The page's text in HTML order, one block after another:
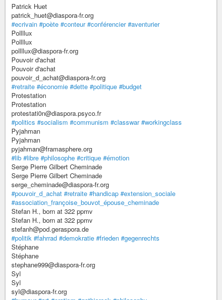
Patrick Huet
patrick_huet@diaspora-fr.org
#ecrivain #poète #conteur #conférencier #aventurier
Pollllux
Pollllux
pollllux@diaspora-fr.org
Pouvoir d'achat
Pouvoir d'achat
pouvoir_d_achat@diaspora-fr.org
#retraite #économie #dette #politique #budget
Protestation
Protestation
protestati0n@diaspora.psyco.fr
#politics #socialism #communism #classwar #workingclass
Pyjahman
Pyjahman
pyjahman@framasphere.org
#lib #libre #philosophe #critique #émotion
Serge Pierre Gilbert Cheminade
Serge Pierre Gilbert Cheminade
serge_cheminade@diaspora-fr.org
#pouvoir_d_achat #retraite #handicap #extension_sociale
#association_françoise_bouvot_épouse_cheminade
Stefan H., born at 322 ppmv
Stefan H., born at 322 ppmv
stefanh@pod.geraspora.de
#politik #fahrrad #demokratie #frieden #gegenrechts
Stéphane
Stéphane
stephane999@diaspora-fr.org
Syl
Syl
syl@diaspora-fr.org